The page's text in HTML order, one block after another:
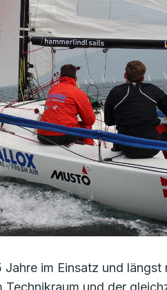
im Einsatz und
und der